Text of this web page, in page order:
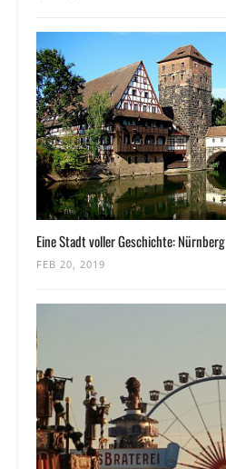
Eine Stadt voller Geschichte: Nürnberg
FEB 20, 2019